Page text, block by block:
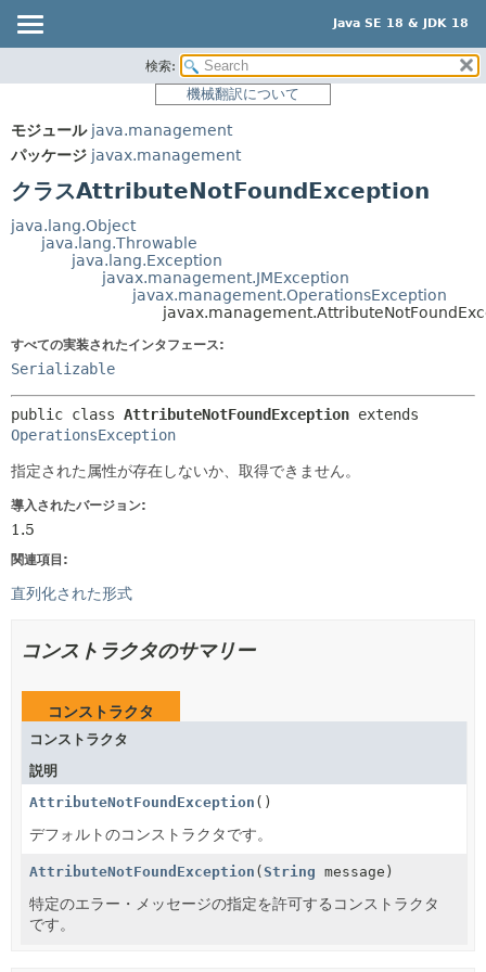
Java SE 18 & JDK 18
パッケージ
使用
ツリー
プレビュー
非推奨
索引
ヘルプ
サマリー:
ネスト済
メソッド
フィールド
コンストラクタ
検索:
機械翻訳について
モジュール java.management
パッケージ javax.management
クラスAttributeNotFoundException
java.lang.Object
java.lang.Throwable
java.lang.Exception
javax.management.JMException
javax.management.OperationsException
すべての実装されたインタフェース:
Serializable
public class AttributeNotFoundException
OperationsException
指定された属性が存在しないか、取得できません。
導入されたバージョン:
1.5
関連項目:
直列化された形式
コンストラクタのサマリー
コンストラクタ
コンストラクタ
説明
AttributeNotFoundException ()
デフォルトのコンストラクタです。
AttributeNotFoundException (String message)
特定のエラー・メッセージの指定を許可するコンストラクタ
です。